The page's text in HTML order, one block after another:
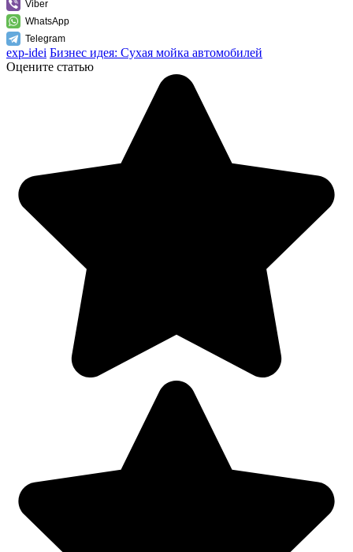
Viber
WhatsApp
Telegram
exp-idei Бизнес идея: Сухая мойка автомобилей
Оцените статью